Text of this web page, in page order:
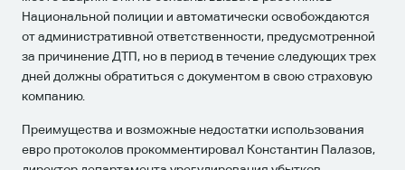
Национальной полиции и автоматически освобождаются
от административной ответственности, предусмотренной
за причинение ДТП, но в период в течение следующих трех
дней должны обратиться с документом в свою страховую
компанию.
Преимущества и возможные недостатки использования
евро протоколов прокомментировал Константин Палазов,